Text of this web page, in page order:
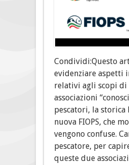
Condividi:Questo
evidenziare aspetti
relativi agli scopi di
associazioni
pescatori, la storica
nuova FIOPS, che
vengono confuse.
pescatore, per
queste due